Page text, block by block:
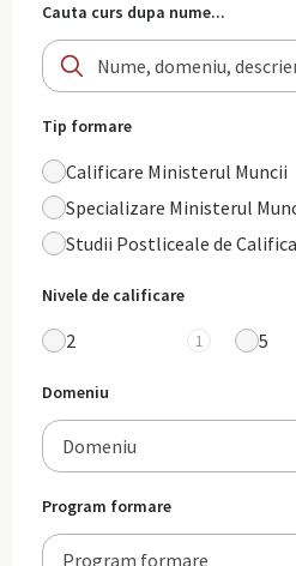
Cauta curs dupa nume...
Tip formare
Calificare Ministerul Muncii
Specializare Ministerul
Studii Postliceale de
Nivele de calificare
2 1 5
Domeniu
Domeniu
Program formare
Program formare